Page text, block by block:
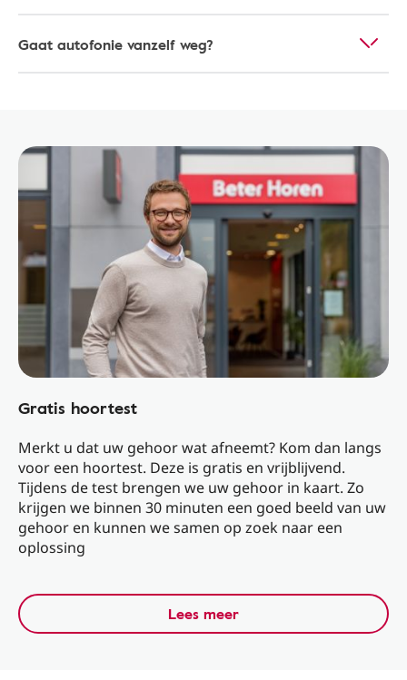
Gaat autofonie vanzelf weg?
Gratis hoortest
Merkt u dat uw gehoor wat afneemt? Kom dan langs
voor een hoortest. Deze is gratis en vrijblijvend.
Tijdens de test brengen we uw gehoor in kaart. Zo
krijgen we binnen 30 minuten een goed beeld van uw
gehoor en kunnen we samen op zoek naar een
oplossing
Lees meer